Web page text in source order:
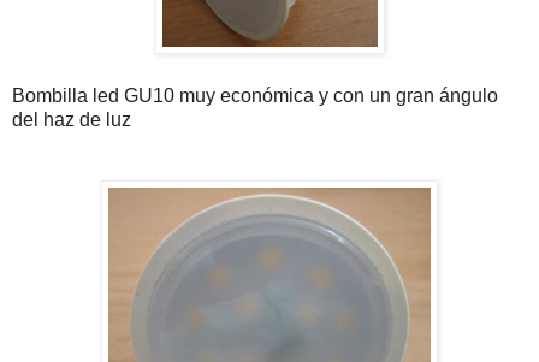
Bombilla led GU10 muy económica y con un gran ángulo
del haz de luz